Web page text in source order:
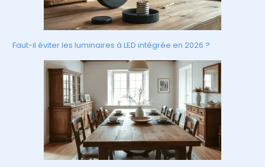
Faut-il éviter les luminaires à LED intégrée en 2026 ?